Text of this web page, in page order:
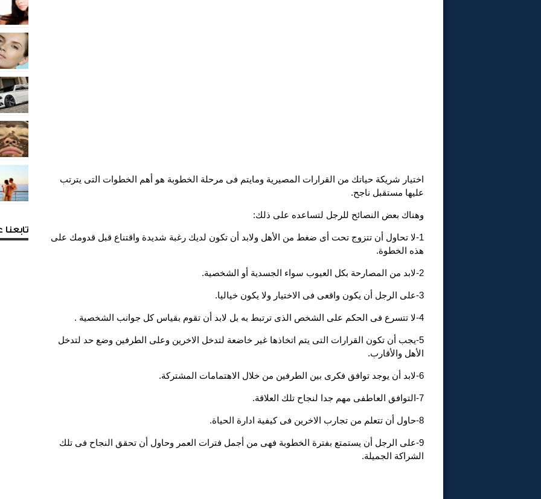
اختيار شريكة حياتك من القرارات المصيرية ومايتم فى مرحلة الخطوبة هو أهم الخطوات التى يترتب
عليها مستقبل ناجح.
وهناك بعض النصائح للرجل لتساعده على ذلك:
1-لا تحاول أن تتزوج تحت أى ضغط من الأهل ولابد أن تكون لديك رغبة شديدة واقتناع قبل قدومك على
هذه الخطوة.
2-لابد من المصارحة بكل العيوب سواء الجسدية أو الشخصية.
3-على الرجل أن يكون واقعى فى الاختيار ولا يكون خياليا.
4-لا تتسرع فى الحكم على الشخص الذى ترتبط به بل لابد أن تقوم بقياس كل جوانب الشخصية .
5-يجب أن تكون القرارات التى يتم اتخاذها غير خاضعة لتدخل الاخرين وعلى الطرفين وضع حد لتدخل
الأهل والأقارب.
6-لابد أن يوجد توافق فكرى بين الطرفين من خلال الاهتمامات المشتركة.
7-التوافق العاطفى مهم جدا لنجاح تلك العلاقة.
8-حاول أن تتعلم من تجارب الاخرين فى كيفية ادارة الحياة.
9-على الرجل أن يستمتع بفترة الخطوبة فهى من أجمل فترات العمر وحاول أن تحقق النجاح فى تلك
الشراكة الجميلة.